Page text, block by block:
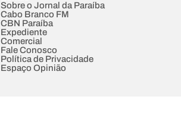
Sobre o Jornal da Paraíba
Cabo Branco FM
CBN Paraíba
Expediente
Comercial
Fale Conosco
Política de Privacidade
Espaço Opinião